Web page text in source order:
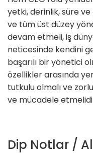
yetki, derinlik, süre ve
ve tüm üst düzey
devam etmeli, iş
neticesinde kendini
başarılı bir yönetici
özellikler arasında
tutkulu olmalı ve
ve mücadele
Dip Notlar /